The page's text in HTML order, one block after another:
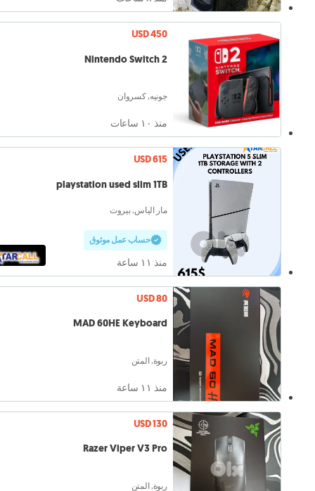
USD 450
Nintendo Switch 2
جونيه, كسروان
منذ ١۰ ساعات
USD 615
playstation used slim 1TB
مار الياس, بيروت
حساب عمل موثوق
منذ ١١ ساعة
USD 80
MAD 60HE Keyboard
ربوة, المتن
منذ ١١ ساعة
USD 130
Razer Viper V3 Pro
ربوة, المتن